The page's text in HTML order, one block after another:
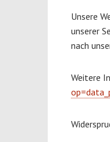
Unsere
unserer
nach
Weitere